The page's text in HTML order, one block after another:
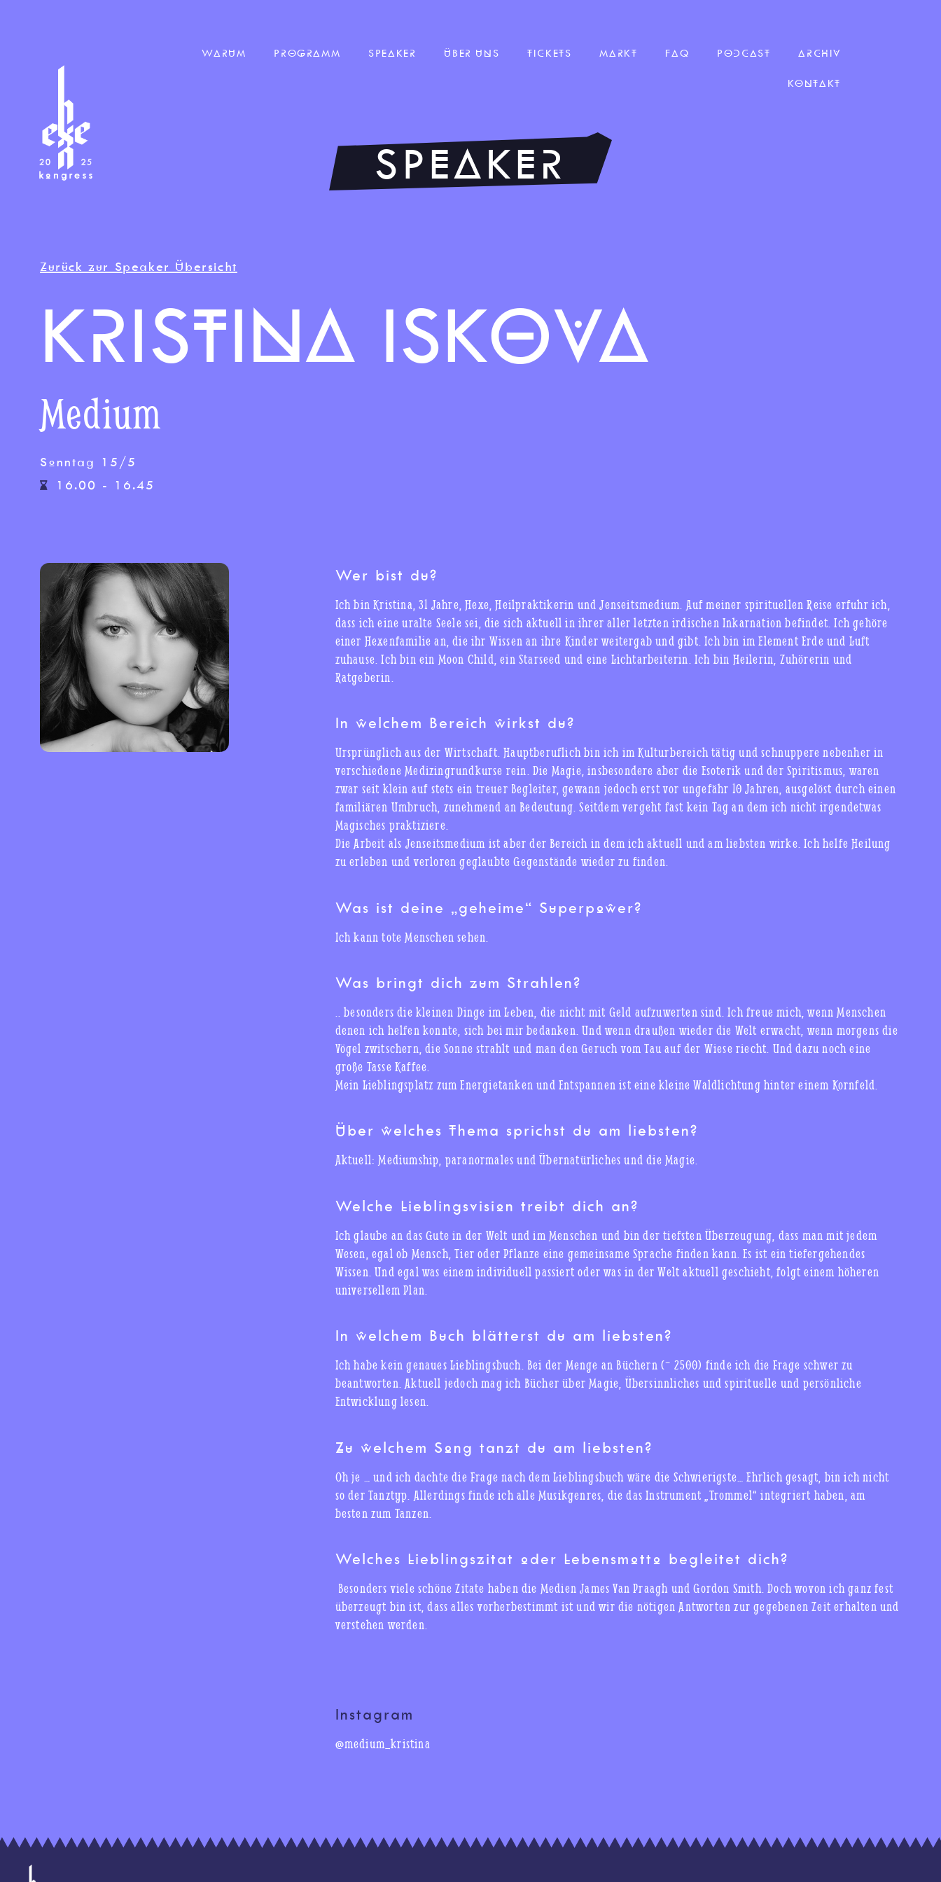
WARUM PROGRAMM SPEAKER ÜBER UNS TICKETS MARKT FAQ PODCAST ARCHIV
KONTAKT
SPEAKER
Zurück zur Speaker Übersicht
KRISTINA ISKOVA
Medium
Sonntag 15/5
16.00 - 16.45
Wer bist du?
Ich bin Kristina, 31 Jahre, Hexe, Heilpraktikerin und Jenseitsmedium. Auf meiner spirituellen Reise erfuhr ich,
dass ich eine uralte Seele sei, die sich aktuell in ihrer aller letzten irdischen Inkarnation befindet. Ich gehöre
einer Hexenfamilie an, die ihr Wissen an ihre Kinder weitergab und gibt. Ich bin im Element Erde und Luft
zuhause. Ich bin ein Moon Child, ein Starseed und eine Lichtarbeiterin. Ich bin Heilerin, Zuhörerin und
Ratgeberin.
In welchem Bereich wirkst du?
Ursprünglich aus der Wirtschaft. Hauptberuflich bin ich im Kulturbereich tätig und schnuppere nebenher in
verschiedene Medizingrundkurse rein. Die Magie, insbesondere aber die Esoterik und der Spiritismus, waren
zwar seit klein auf stets ein treuer Begleiter, gewann jedoch erst vor ungefähr 10 Jahren, ausgelöst durch einen
familiären Umbruch, zunehmend an Bedeutung. Seitdem vergeht fast kein Tag an dem ich nicht irgendetwas
Magisches praktiziere.
Die Arbeit als Jenseitsmedium ist aber der Bereich in dem ich aktuell und am liebsten wirke. Ich helfe Heilung
zu erleben und verloren geglaubte Gegenstände wieder zu finden.
Was ist deine „geheime“ Superpower?
Ich kann tote Menschen sehen.
Was bringt dich zum Strahlen?
.. besonders die kleinen Dinge im Leben, die nicht mit Geld aufzuwerten sind. Ich freue mich, wenn Menschen
denen ich helfen konnte, sich bei mir bedanken. Und wenn draußen wieder die Welt erwacht, wenn morgens die
Vögel zwitschern, die Sonne strahlt und man den Geruch vom Tau auf der Wiese riecht. Und dazu noch eine
große Tasse Kaffee.
Mein Lieblingsplatz zum Energietanken und Entspannen ist eine kleine Waldlichtung hinter einem Kornfeld.
Über welches Thema sprichst du am liebsten?
Aktuell: Mediumship, paranormales und Übernatürliches und die Magie.
Welche Lieblingsvision treibt dich an?
Ich glaube an das Gute in der Welt und im Menschen und bin der tiefsten Überzeugung, dass man mit jedem
Wesen, egal ob Mensch, Tier oder Pflanze eine gemeinsame Sprache finden kann. Es ist ein tiefergehendes
Wissen. Und egal was einem individuell passiert oder was in der Welt aktuell geschieht, folgt einem höheren
universellem Plan.
In welchem Buch blätterst du am liebsten?
Ich habe kein genaues Lieblingsbuch. Bei der Menge an Büchern (~ 2500) finde ich die Frage schwer zu
beantworten. Aktuell jedoch mag ich Bücher über Magie, Übersinnliches und spirituelle und persönliche
Entwicklung lesen.
Zu welchem Song tanzt du am liebsten?
Oh je … und ich dachte die Frage nach dem Lieblingsbuch wäre die Schwierigste… Ehrlich gesagt, bin ich nicht
so der Tanztyp. Allerdings finde ich alle Musikgenres, die das Instrument „Trommel“ integriert haben, am
besten zum Tanzen.
Welches Lieblingszitat oder Lebensmotto begleitet dich?
Besonders viele schöne Zitate haben die Medien James Van Praagh und Gordon Smith. Doch wovon ich ganz fest
überzeugt bin ist, dass alles vorherbestimmt ist und wir die nötigen Antworten zur gegebenen Zeit erhalten und
verstehen werden.
Instagram
@medium_kristina